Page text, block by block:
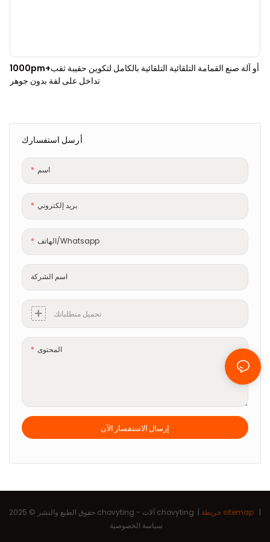
أرسل استفسارك
اسم
بريد إلكتروني
الهاتف/whatsapp
اسم الشركة
تحميل متطلباتك
المحتوى
إرسال الاستفسار الآن
1000pm+أو آلة صنع القمامة التلقائية التلقائية بالكامل لتكوين حقيبة ثقب
تداخل على لفة بدون جوهر
حقوق الطبع والنشر © 2025 chovyting - آلات chovyting | خريطة sitemap |